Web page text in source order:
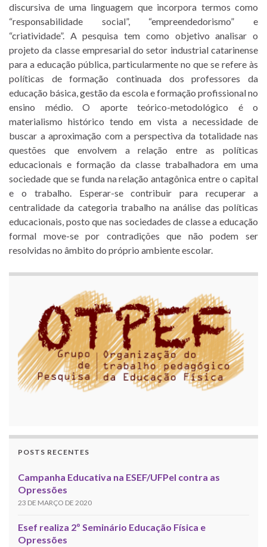
discursiva de uma linguagem que incorpora termos como
“responsabilidade social”, “empreendedorismo” e
“criatividade”. A pesquisa tem como objetivo analisar o
projeto da classe empresarial do setor industrial catarinense
para a educação pública, particularmente no que se refere às
políticas de formação continuada dos professores da
educação básica, gestão da escola e formação profissional no
ensino médio. O aporte teórico-metodológico é o
materialismo histórico tendo em vista a necessidade de
buscar a aproximação com a perspectiva da totalidade nas
questões que envolvem a relação entre as políticas
educacionais e formação da classe trabalhadora em uma
sociedade que se funda na relação antagônica entre o capital
e o trabalho. Esperar-se contribuir para recuperar a
centralidade da categoria trabalho na análise das políticas
educacionais, posto que nas sociedades de classe a educação
formal move-se por contradições que não podem ser
resolvidas no âmbito do próprio ambiente escolar.
POSTS RECENTES
Campanha Educativa na ESEF/UFPel contra as
Opressões
23 DE MARÇO DE 2020
Esef realiza 2º Seminário Educação Física e
Opressões